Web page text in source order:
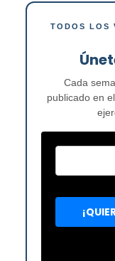
TODOS LOS
Cada
publicado en